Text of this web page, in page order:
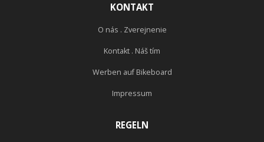
KONTAKT
O nás . Zverejnenie
Kontakt . Náš tím
Werben auf Bikeboard
Impressum
REGELN